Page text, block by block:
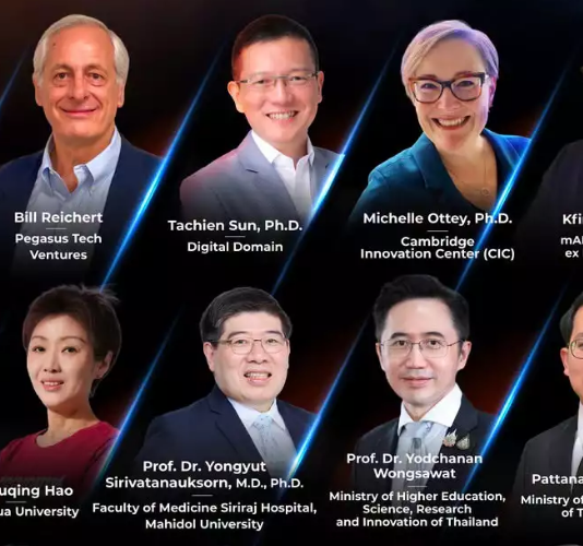
ในเอเชียตะวันออกเฉียงใต้มีการพัฒนาแอปฯ แนวจับคู่ค่อนข้างมาก อะไรคือจุดเด่น
ในธุรกิจการจับคู่และการเดทนั้น จะมีการทับซ้อนกันในตลาดกันอยู่ นั่นก็
ใดบริการหนึ่งในคราวเดียว พวกเขาสามารถใช้หลายแอปฯ ได้เพื่อเพิ่มโ
ที่สุดเท่าที่จะเป็นไปได้
นอกจากนี้บริการจับคู่อื่นๆ ผู้ใช้จะถูกจับคู่กับคนจำนวนมากและจะต้องใช้
บุคคลที่ต้องการเริ่มต้นการสนทนาด้วย
ความต่างของเราก็คือ Dipify จะจับคู่และแนะนำผู้ใช้ให้กับคนที่ใช่ในเวล
เริ่มในการสนทนาออนไลน์ที่เหมาะสม Dipify สะดวกและใช้งานง่าย โด
เชียลมีเดียของพวกเขาก่อนและเริ่มต้นทำกิจกรรมต่างๆ ทางออนไลน์เห
คนทำสิ่งที่คล้ายๆ กันในเวลาเดียวกัน Dipify จะทำหน้าที่เป็นเสมือนเพื่อน
รู้ว่ามีคนที่ควรพบนะ ตัวอย่างเช่นเมื่อมีคนดูวิดีโอ YouTube เดียวกัน และก
หรือแม้กระทั่งการกดไลค์โพสบน Facebook ในเวลาเดียวกัน บุคคลที่เร
ด้วย